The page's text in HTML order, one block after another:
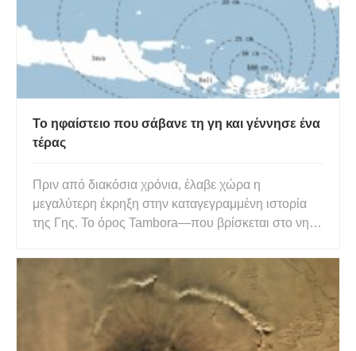
Το ηφαίστειο που σάβανε τη γη και γέννησε ένα
τέρας
Πριν από διακόσια χρόνια, έλαβε χώρα η
μεγαλύτερη έκρηξη στην καταγεγραμμένη ιστορία
της Γης. Το όρος Tambora—που βρίσκεται στο νησί
αποκαλυπτική δύναμη τον Απρίλιο του 1815. Μετά
από ίσως 1.000 χρόνια λήθαργου, η καταστροφική
εκκένωση και η κατάρρευση